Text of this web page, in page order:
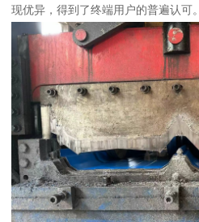
现优异，得到了终端用户的普遍认可。